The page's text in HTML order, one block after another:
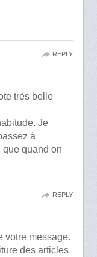
très belle
Je
à
quand on
REPLY
votre message.
des articles
REPLY